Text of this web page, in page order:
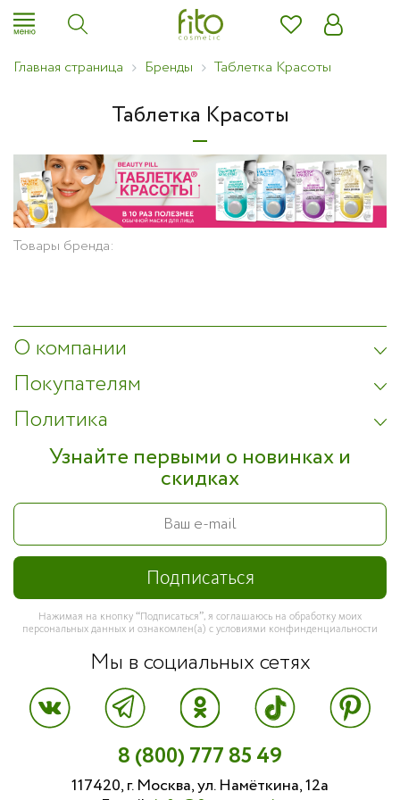
Главная страница Бренды Таблетка Красоты
Таблетка Красоты
Товары бренда:
О компании
Покупателям
Политика
Узнайте первыми о новинках и
скидках
Нажимая на кнопку “Подписаться”, я соглашаюсь на обработку моих
персональных данных и ознакомлен(а) с условиями конфинденциальности
Мы в социальных сетях
8 (800) 777 85 49
117420, г. Москва, ул. Намёткина, 12а